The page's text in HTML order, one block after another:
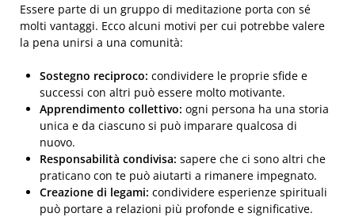
Essere parte di un gruppo di meditazione porta con sé
molti vantaggi. Ecco alcuni motivi per cui potrebbe valere
la pena unirsi a una comunità:
Sostegno reciproco: condividere le proprie sfide e
successi con altri può essere molto motivante.
Apprendimento collettivo: ogni persona ha una storia
unica e da ciascuno si può imparare qualcosa di
nuovo.
Responsabilità condivisa: sapere che ci sono altri che
praticano con te può aiutarti a rimanere impegnato.
Creazione di legami: condividere esperienze spirituali
può portare a relazioni più profonde e significative.